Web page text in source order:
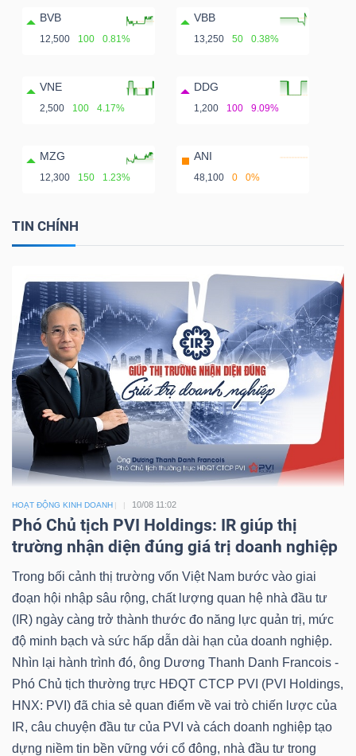
BVB
12,500 100 0.81%
VBB
13,250 50 0.38%
VNE
2,500 100 4.17%
DDG
1,200 100 9.09%
MZG
12,300 150 1.23%
ANI
48,100 0 0%
TIN CHÍNH
HOẠT ĐỘNG KINH DOANH 10/08 11:02
Phó Chủ tịch PVI Holdings: IR giúp thị
trường nhận diện đúng giá trị doanh nghiệp
Trong bối cảnh thị trường vốn Việt Nam bước vào giai
đoạn hội nhập sâu rộng, chất lượng quan hệ nhà đầu tư
(IR) ngày càng trở thành thước đo năng lực quản trị, mức
độ minh bạch và sức hấp dẫn dài hạn của doanh nghiệp.
Nhìn lại hành trình đó, ông Dương Thanh Danh Francois -
Phó Chủ tịch thường trực HĐQT CTCP PVI (PVI Holdings,
HNX: PVI) đã chia sẻ quan điểm về vai trò chiến lược của
IR, câu chuyện đầu tư của PVI và cách doanh nghiệp tạo
dựng niềm tin bền vững với cổ đông, nhà đầu tư trong